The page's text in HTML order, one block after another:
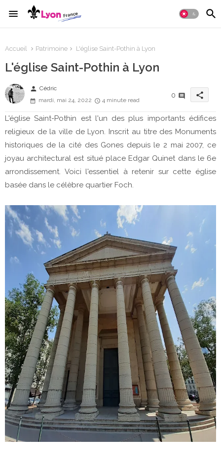
Accueil Patrimoine L'église Saint-Pothin à Lyon
L'église Saint-Pothin à Lyon
person Cédric
mardi, mai 24, 2022
4 minute read
0 share
L'église Saint-Pothin est l'un des plus importants édifices
religieux de la ville de Lyon. Inscrit au titre des Monuments
historiques de la cité des Gones depuis le 2 mai 2007, ce
joyau architectural est situé place Edgar Quinet dans le 6e
arrondissement. Voici l'essentiel à retenir sur cette église
basée dans le célèbre quartier Foch.